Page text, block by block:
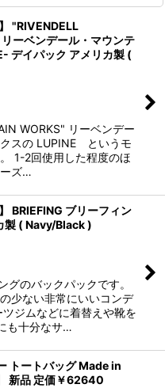
"RIVENDELL
ーベンデール・マウンテ
デイパック アメリカ製 (
WORKS" リーベンデー
スの LUPINE というモ
1-2回使用した程度のほ
ズ…
BRIEFING ブリーフィン
製 ( Navy/Black )
グのバックパックです。
少ない非常にいいコンデ
ジムなどに着替えや靴を
も十分なサ…
トートバッグ Made in
新品 定価￥62640